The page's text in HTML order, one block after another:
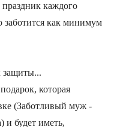
каждого
как минимум
защиты...
которая
(Заботливый муж -
будет иметь,